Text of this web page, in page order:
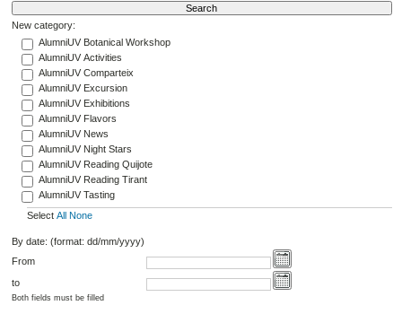
New category:
AlumniUV Botanical Workshop
AlumniUV Activities
AlumniUV Comparteix
AlumniUV Excursion
AlumniUV Exhibitions
AlumniUV Flavors
AlumniUV News
AlumniUV Night Stars
AlumniUV Reading Quijote
AlumniUV Reading Tirant
AlumniUV Tasting
Select All None
By date: (format: dd/mm/yyyy)
From
to
Both fields must be filled